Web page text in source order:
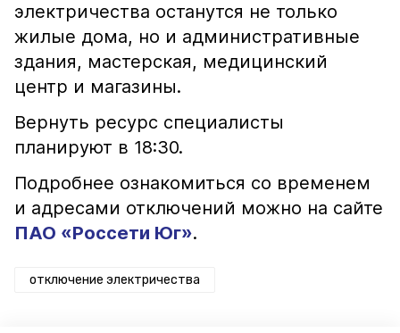
электричества останутся не только
жилые дома, но и административные
здания, мастерская, медицинский
центр и магазины.
Вернуть ресурс специалисты
планируют в 18:30.
Подробнее ознакомиться со временем
и адресами отключений можно на сайте
ПАО «Россети Юг».
отключение электричества